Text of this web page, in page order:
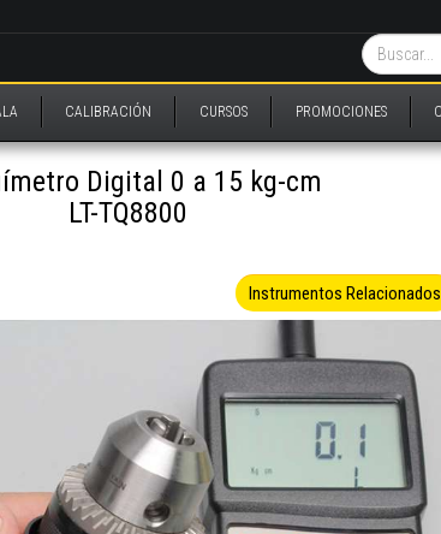
CALIBRACIÓN CURSOS PROMOCIONES
Digital 0 a 15 kg-cm
LT-TQ8800
Instrumentos Relacionados